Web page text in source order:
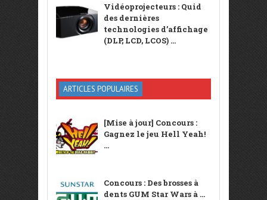
Vidéoprojecteurs : Quid
des dernières
technologies d’affichage
(DLP, LCD, LCOS) ...
ARTICLES POPULAIRES
[Mise à jour] Concours :
Gagnez le jeu Hell Yeah!
...
Concours : Des brosses à
dents GUM Star Wars à ...